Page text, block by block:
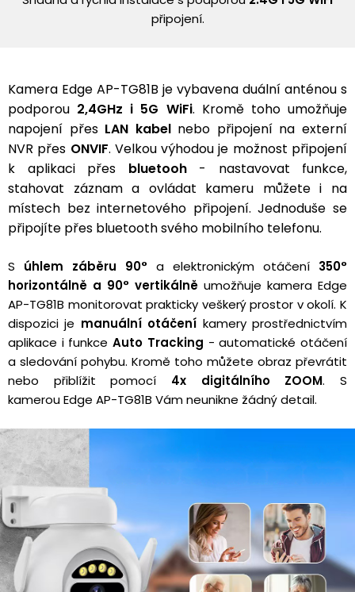
připojení.
Kamera Edge AP-TG81B je vybavena duální anténou s
podporou 2,4GHz i 5G WiFi. Kromě toho umožňuje
napojení přes LAN kabelnebo připojení na externí
NVR přes ONVIF. Velkou výhodou je možnost připojení
k aplikaci přes bluetooh- nastavovat funkce,
stahovat záznam a ovládat kameru můžete i na
místech bez internetového připojení. Jednoduše se
připojíte přes bluetooth svého mobilního telefonu.
S úhlem záběru 90° a elektronickým otáčení 350°
horizontálně a 90° vertikálně umožňuje kamera Edge
AP-TG81B monitorovat prakticky veškerý prostor v okolí. K
dispozici je manuální otáčení kamery prostřednictvím
aplikace i funkceAuto Tracking - automatické otáčení
a sledování pohybu. Kromě toho můžete obraz převrátit
nebo přiblížit pomocí 4x digitálního ZOOM. S
kamerou Edge AP-TG81B Vám neunikne žádný detail.